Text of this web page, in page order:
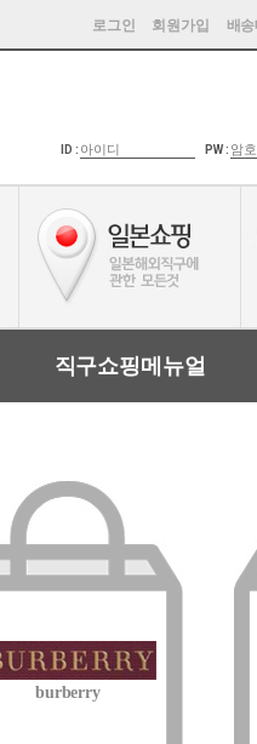
로그인 회원가입 배
ID : PW :
직구쇼핑메뉴얼
burberry